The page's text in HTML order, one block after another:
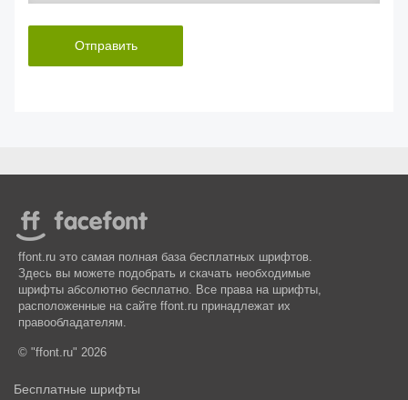
Отправить
ffont.ru это самая полная база бесплатных шрифтов.
Здесь вы можете подобрать и скачать необходимые
шрифты абсолютно бесплатно. Все права на шрифты,
расположенные на сайте ffont.ru принадлежат их
правообладателям.
© "ffont.ru" 2026
Бесплатные шрифты